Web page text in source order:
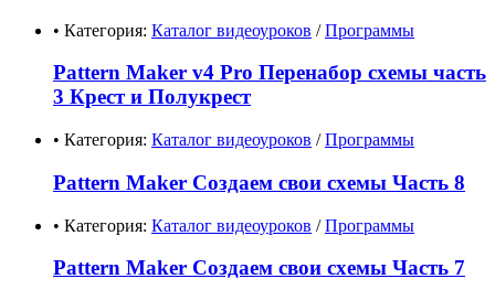
• Категория: Каталог видеоуроков /Программы
Pattern Maker v4 Pro Перенабор схемы часть
3 Крест и Полукрест
• Категория: Каталог видеоуроков /Программы
Pattern Maker Создаем свои схемы Часть 8
• Категория: Каталог видеоуроков /Программы
Pattern Maker Создаем свои схемы Часть 7